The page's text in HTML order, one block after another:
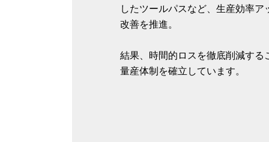
したツールパスなど、生産効率
改善を推進。
結果、時間的ロスを徹底削減する
量産体制を確立しています。